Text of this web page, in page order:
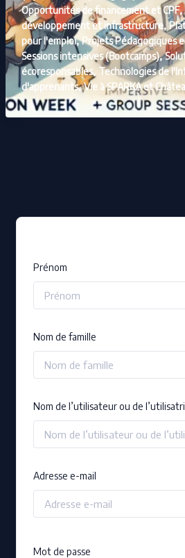
Prénom
Nom de famille
Nom de l’utilisateur ou de
Adresse e-mail
Mot de passe
Opportunités de financement et CPF,
développement et infrastructure,
pour l'emploi,Projets Pédagogiques
Sessions intensives (Bootcamps),
écoresponsables, Technologies de
d'apprenants,Vie à SPARKA et